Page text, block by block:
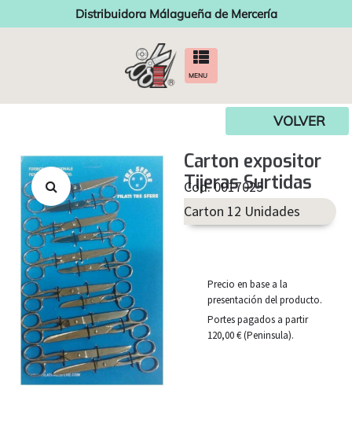
Distribuidora Málagueña de Mercería
MENU
VOLVER
Carton expositor
Tijeras Surtidas
Cod. 0017025
Carton 12 Unidades
Precio en base a la
presentación del producto.
Portes pagados a partir
120,00 € (Peninsula).